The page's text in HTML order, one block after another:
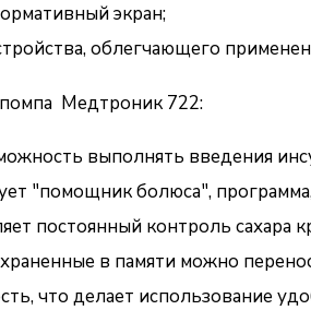
экран;
облегчающего
Медтроник 722:
выполнять введения
"помощник болюса",
постоянный контроль сахара
в памяти можно
что делает использование